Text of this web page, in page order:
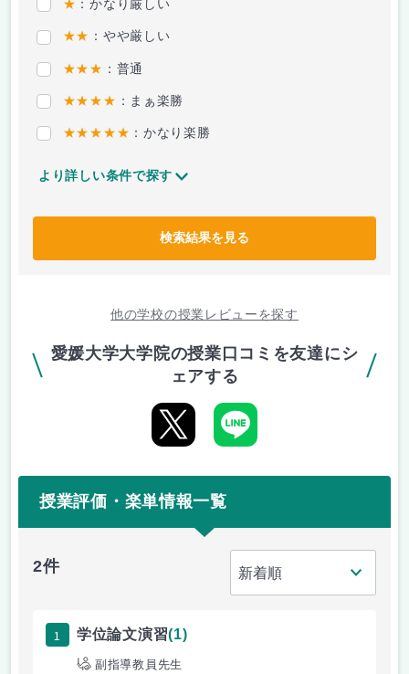
★ ：かなり厳しい
★★ ：やや厳しい
★★★ ：普通
★★★★ ：まぁ楽勝
★★★★★ ：かなり楽勝
より詳しい条件で探す
検索結果を見る
他の学校の授業レビューを探す
愛媛大学大学院の授業口コミを友達にシ
ェアする
授業評価・楽単情報一覧
2件
1 学位論文演習(1)
副指導教員先生